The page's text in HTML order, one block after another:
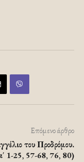
Επόμενο άρθρο
του Προδρόμου.
1-25, 57-68, 76, 80)